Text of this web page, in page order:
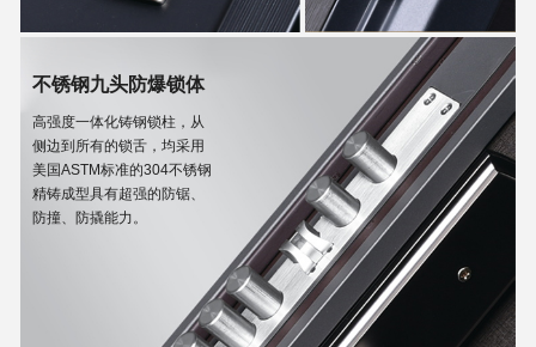
不锈钢九头防爆锁体
高强度一体化铸钢锁柱，从
侧边到所有的锁舌，均采用
美国ASTM标准的304不锈钢
精铸成型具有超强的防锯、
防撞、防撬能力。